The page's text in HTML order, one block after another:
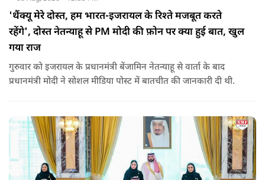
'थैंक्यू मेरे दोस्त, हम भारत-इजरायल के रिश्ते मजबूत करते
रहेंगे', दोस्त नेतन्याहू से PM मोदी की फ़ोन पर क्या हुई बात, खुल
गया राज
गुरुवार को इजरायल के प्रधानमंत्री बेंजामिन नेतन्याहू से वार्ता के बाद
प्रधानमंत्री मोदी ने सोशल मीड‍िया पोस्‍ट में बातचीत की जानकारी दी थी.